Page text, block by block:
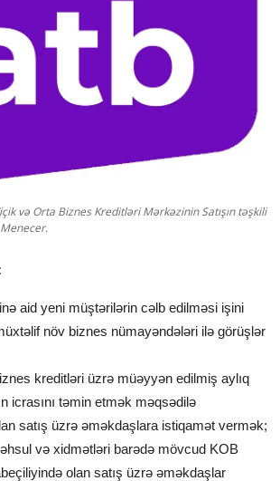
və Orta Biznes Kreditləri Mərkəzinin Satışın təşkili
aid yeni müştərilərin cəlb edilməsi işini
növ biznes nümayəndələri ilə görüşlər
kreditləri üzrə müəyyən edilmiş aylıq
icrasını təmin etmək məqsədilə
satış üzrə əməkdaşlara istiqamət vermək;
və xidmətləri barədə mövcud KOB
olan satış üzrə əməkdaşlar